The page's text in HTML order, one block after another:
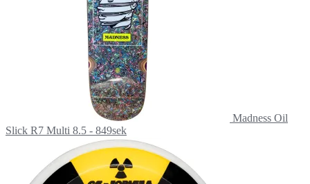
Madness Oil
Slick R7 Multi 8.5 - 849sek